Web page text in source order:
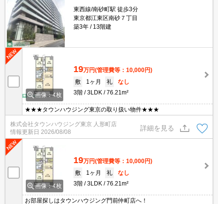
東西線/南砂町駅 徒歩3分
東京都江東区南砂７丁目
築3年
13階建
画像：4枚
19万円(管理費等：10,000円)
敷
1ヶ月 礼
なし
3階
3LDK 76.21m²
★★★タウンハウジング東京の取り扱い物件★★★
株式会社タウンハウジング東京 人形町店
情報更新日 2026/08/08
詳細を見る
画像：4枚
19万円(管理費等：10,000円)
敷
1ヶ月 礼
なし
3階
3LDK 76.21m²
お部屋探しはタウンハウジング門前仲町店へ！